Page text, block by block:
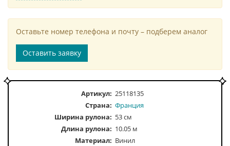
Оставьте номер телефона и почту – подберем аналог
Оставить заявку
Артикул: 25118135
Страна: Франция
Ширина рулона: 53 см
Длина рулона: 10.05 м
Материал: Винил